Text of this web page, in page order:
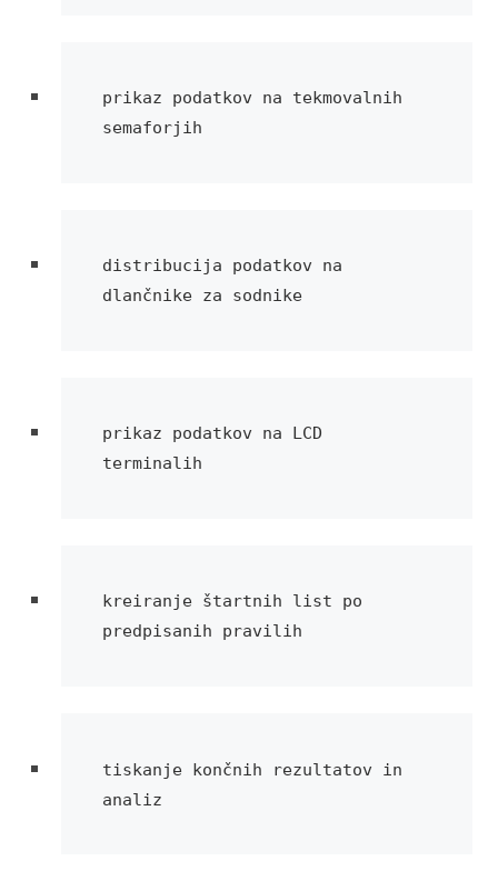
prikaz podatkov na tekmovalnih
semaforjih
distribucija podatkov na
dlančnike za sodnike
prikaz podatkov na LCD
terminalih
kreiranje štartnih list po
predpisanih pravilih
tiskanje končnih rezultatov in
analiz